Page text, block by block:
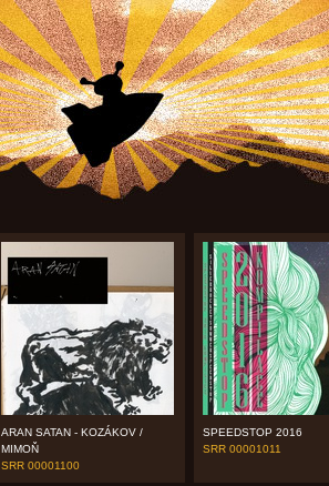
ARAN SATAN - KOZÁKOV /
MIMOŇ
SRR 00001100
SPEEDSTOP 2016
SRR 00001011